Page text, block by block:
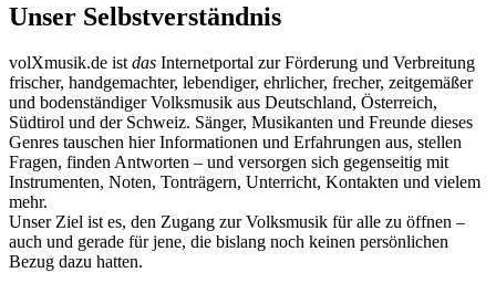
Unser Selbstverständnis
volXmusik.de istdas Internetportal zur Förderung und Verbreitung
frischer, handgemachter, lebendiger, ehrlicher, frecher, zeitgemäßer
und bodenständiger Volksmusik aus Deutschland, Österreich,
Südtirol und der Schweiz. Sänger, Musikanten und Freunde dieses
Genres tauschen hier Informationen und Erfahrungen aus, stellen
Fragen, finden Antworten – und versorgen sich gegenseitig mit
Instrumenten, Noten, Tonträgern, Unterricht, Kontakten und vielem
mehr.
Unser Ziel ist es, den Zugang zur Volksmusik für alle zu öffnen –
auch und gerade für jene, die bislang noch keinen persönlichen
Bezug dazu hatten.